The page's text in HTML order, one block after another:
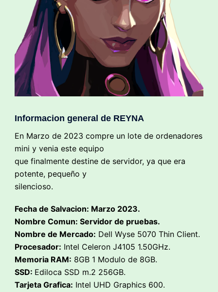
Informacion general de REYNA
En Marzo de 2023 compre un lote de ordenadores
mini y venia este equipo
que finalmente destine de servidor, ya que era
potente, pequeño y
silencioso.
Fecha de Salvacion: Marzo 2023.
Nombre Comun: Servidor de pruebas.
Nombre de Mercado: Dell Wyse 5070 Thin Client.
Procesador: Intel Celeron J4105 1.50GHz.
Memoria RAM: 8GB 1 Modulo de 8GB.
SSD: Ediloca SSD m.2 256GB.
Tarjeta Grafica: Intel UHD Graphics 600.